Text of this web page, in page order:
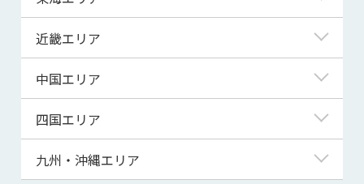
宮城県
秋田県
山形県
埼玉県
千葉県
茨城県
群馬県
富山県
福井県
山梨県
長野県
岐阜県
静岡県
三重県
近畿エリア
滋賀県
京都府
大阪府
中国エリア
鳥取県
島根県
四国エリア
徳島県
九州・沖縄エリア